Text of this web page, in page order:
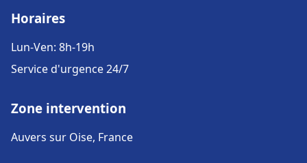
Horaires
Lun-Ven: 8h-19h
Service d'urgence 24/7
Zone intervention
Auvers sur Oise, France